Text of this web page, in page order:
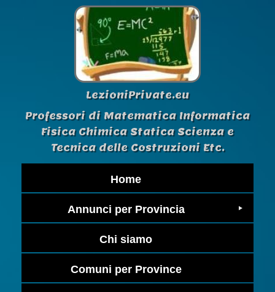
LezioniPrivate.eu
Professori di Matematica Informatica
Fisica Chimica Statica Scienza e
Tecnica delle Costruzioni Etc.
Home
Annunci per Provincia
Chi siamo
Comuni per Province